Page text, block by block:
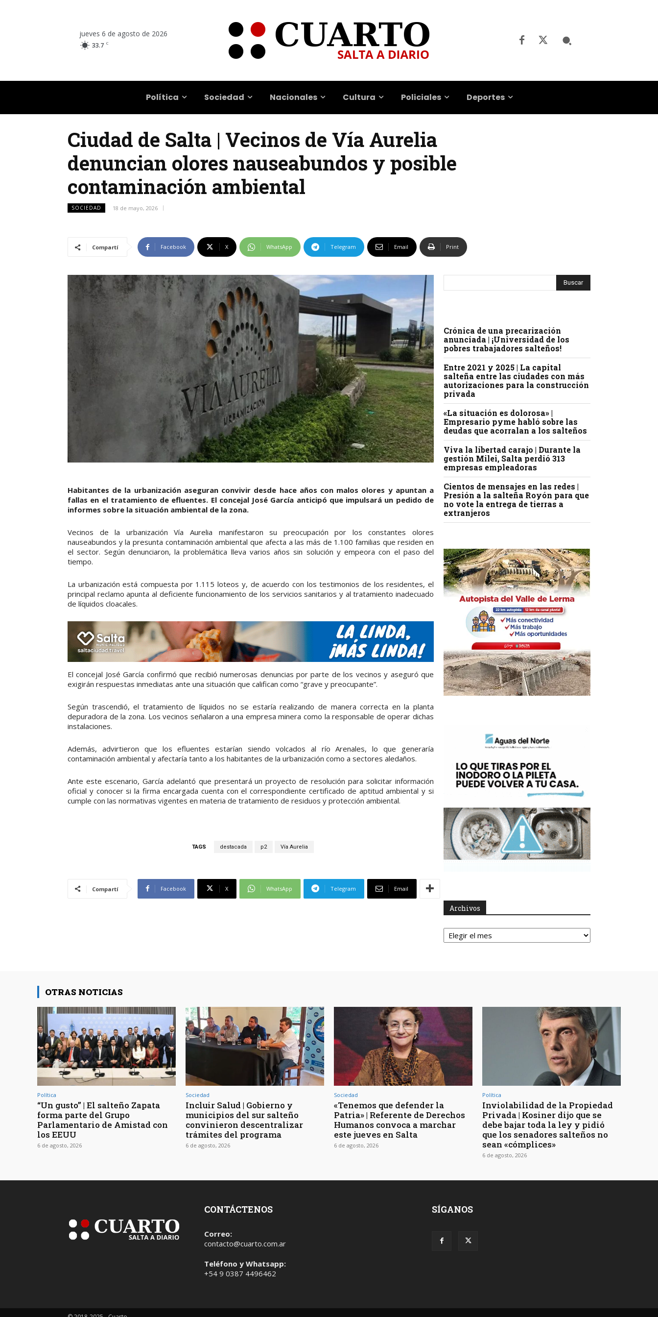
jueves 6 de agosto de 2026
33.7 C
Política Sociedad Nacionales Cultura Policiales Deportes
Ciudad de Salta | Vecinos de Vía Aurelia
denuncian olores nauseabundos y posible
contaminación ambiental
SOCIEDAD 18 de mayo, 2026
Compartí Facebook X WhatsApp Telegram Email Print
Habitantes de la urbanización aseguran convivir desde hace años con malos olores y apuntan a
fallas en el tratamiento de efluentes. El concejal José García anticipó que impulsará un pedido de
informes sobre la situación ambiental de la zona.
Vecinos de la urbanización Vía Aurelia manifestaron su preocupación por los constantes olores
nauseabundos y la presunta contaminación ambiental que afecta a las más de 1.100 familias que residen en
el sector. Según denunciaron, la problemática lleva varios años sin solución y empeora con el paso del
tiempo.
La urbanización está compuesta por 1.115 loteos y, de acuerdo con los testimonios de los residentes, el
principal reclamo apunta al deficiente funcionamiento de los servicios sanitarios y al tratamiento inadecuado
de líquidos cloacales.
El concejal José García confirmó que recibió numerosas denuncias por parte de los vecinos y aseguró que
exigirán respuestas inmediatas ante una situación que califican como “grave y preocupante”.
Según trascendió, el tratamiento de líquidos no se estaría realizando de manera correcta en la planta
depuradora de la zona. Los vecinos señalaron a una empresa minera como la responsable de operar dichas
instalaciones.
Además, advirtieron que los efluentes estarían siendo volcados al río Arenales, lo que generaría
contaminación ambiental y afectaría tanto a los habitantes de la urbanización como a sectores aledaños.
Ante este escenario, García adelantó que presentará un proyecto de resolución para solicitar información
oficial y conocer si la firma encargada cuenta con el correspondiente certificado de aptitud ambiental y si
cumple con las normativas vigentes en materia de tratamiento de residuos y protección ambiental.
TAGS destacada p2 Vía Aurelia
Compartí Facebook X WhatsApp Telegram Email
Crónica de una precarización
anunciada | ¡Universidad de los
pobres trabajadores salteños!
Entre 2021 y 2025 | La capital
salteña entre las ciudades con más
autorizaciones para la construcción
privada
«La situación es dolorosa» |
Empresario pyme habló sobre las
deudas que acorralan a los salteños
Viva la libertad carajo | Durante la
gestión Milei, Salta perdió 313
empresas empleadoras
Cientos de mensajes en las redes |
Presión a la salteña Royón para que
no vote la entrega de tierras a
extranjeros
Archivos
Archivos
OTRAS NOTICIAS
Política
“Un gusto” | El salteño Zapata
forma parte del Grupo
Parlamentario de Amistad con
los EEUU
6 de agosto, 2026
Sociedad
Incluir Salud | Gobierno y
municipios del sur salteño
convinieron descentralizar
trámites del programa
6 de agosto, 2026
Sociedad
«Tenemos que defender la
Patria» | Referente de Derechos
Humanos convoca a marchar
este jueves en Salta
6 de agosto, 2026
Política
Inviolabilidad de la Propiedad
Privada | Kosiner dijo que se
debe bajar toda la ley y pidió
que los senadores salteños no
sean «cómplices»
6 de agosto, 2026
CONTÁCTENOS
Correo:
contacto@cuarto.com.ar
Teléfono y Whatsapp:
+54 9 0387 4496462
SÍGANOS